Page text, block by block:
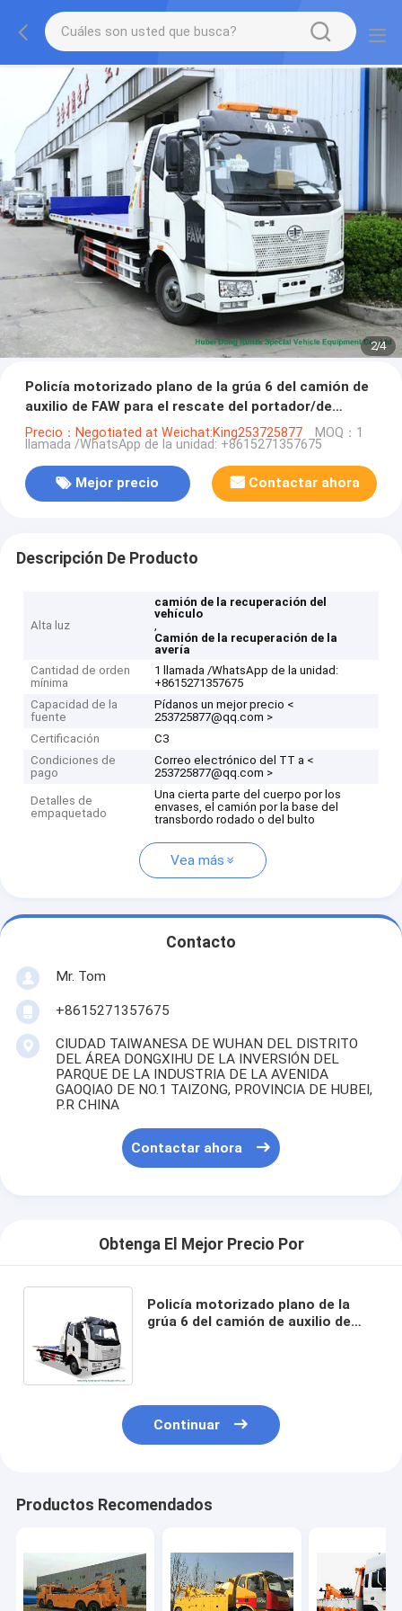
2/4
Policía motorizado plano de la grúa 6 del camión de
auxilio de FAW para el rescate del portador/de
camino de coche
Precio：Negotiated at Weichat:King253725877 MOQ：1
llamada /WhatsApp de la unidad: +8615271357675
Mejor precio Contactar ahora
Descripción De Producto
Alta luz
camión de la recuperación del
vehículo
,
Camión de la recuperación de la
avería
Cantidad de orden
mínima
1 llamada /WhatsApp de la unidad:
+8615271357675
Capacidad de la
fuente
Pídanos un mejor precio <
253725877@qq.com >
Certificación
C3
Condiciones de
pago
Correo electrónico del TT a <
253725877@qq.com >
Detalles de
empaquetado
Una cierta parte del cuerpo por los
envases, el camión por la base del
transbordo rodado o del bulto
Vea más
Contacto
Mr. Tom
+8615271357675
CIUDAD TAIWANESA DE WUHAN DEL DISTRITO
DEL ÁREA DONGXIHU DE LA INVERSIÓN DEL
PARQUE DE LA INDUSTRIA DE LA AVENIDA
GAOQIAO DE NO.1 TAIZONG, PROVINCIA DE HUBEI,
P.R CHINA
Contactar ahora
Obtenga El Mejor Precio Por
Policía motorizado plano de la
grúa 6 del camión de auxilio de
Continuar
Productos Recomendados